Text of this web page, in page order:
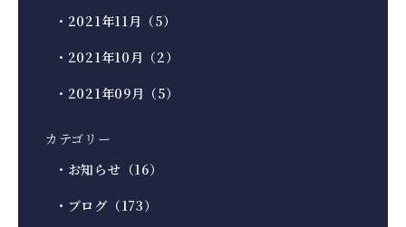
・2021年11月（5）
・2021年10月（2）
・2021年09月（5）
カテゴリー
・お知らせ（16）
・ブログ（173）